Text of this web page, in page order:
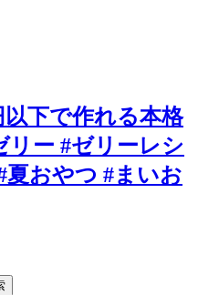
以下で作れる本格
リー #ゼリーレシ
夏おやつ #まいお